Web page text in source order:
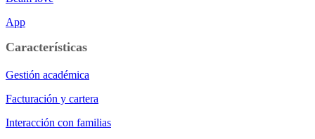
App
Características
Gestión académica
Facturación y cartera
Interacción con familias